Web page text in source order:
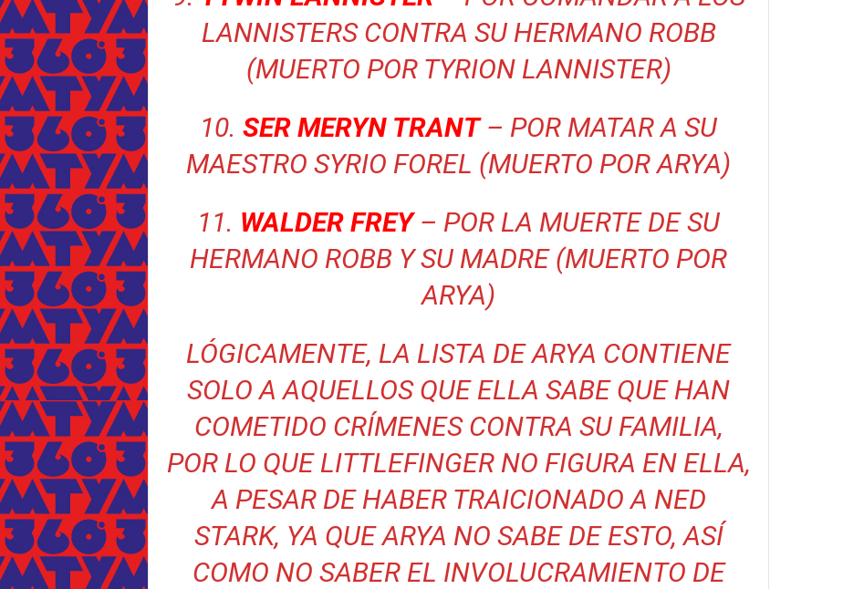
LANNISTERS CONTRA SU HERMANO ROBB
(MUERTO POR TYRION LANNISTER)
10. SER MERYN TRANT– POR MATAR A SU
MAESTRO SYRIO FOREL (MUERTO POR ARYA)
11. WALDER FREY – POR LA MUERTE DE SU
HERMANO ROBB Y SU MADRE (MUERTO POR
ARYA)
LÓGICAMENTE, LA LISTA DE ARYA CONTIENE
SOLO A AQUELLOS QUE ELLA SABE QUE HAN
COMETIDO CRÍMENES CONTRA SU FAMILIA,
POR LO QUE LITTLEFINGER NO FIGURA EN ELLA,
A PESAR DE HABER TRAICIONADO A NED
STARK, YA QUE ARYA NO SABE DE ESTO, ASÍ
COMO NO SABER EL INVOLUCRAMIENTO DE